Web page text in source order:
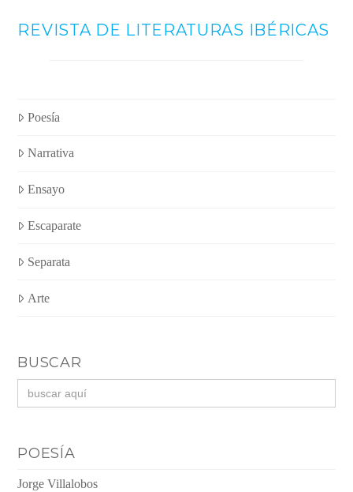
REVISTA DE LITERATURAS IBÉRICAS
Poesía
Narrativa
Ensayo
Escaparate
Separata
Arte
BUSCAR
Buscar:
POESÍA
Jorge Villalobos